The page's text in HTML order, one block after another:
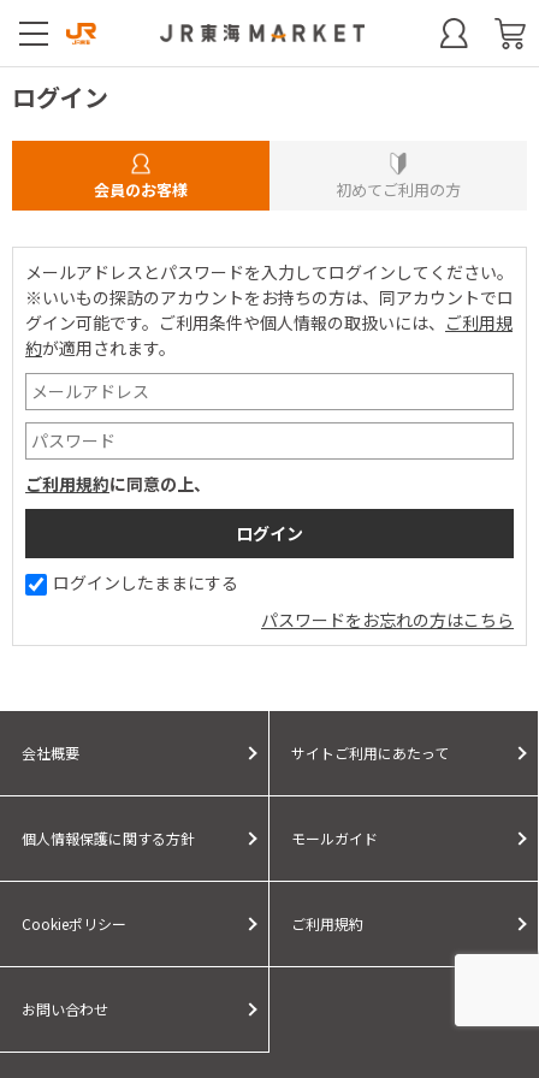
ログイン
会員のお客様 初めてご利用の方
メールアドレスとパスワードを入力してログインしてください。
※いいもの探訪のアカウントをお持ちの方は、同アカウントでロ
グイン可能です。 ご利用条件や個人情報の取扱いには、 ご利用規
約が適用されます。
ご利用規約に同意の上、
ログインしたままにする
パスワードをお忘れの方はこちら
会社概要 サイトご利用にあたって
個人情報保護に関する方針 モールガイド
Cookieポリシー ご利用規約
お問い合わせ